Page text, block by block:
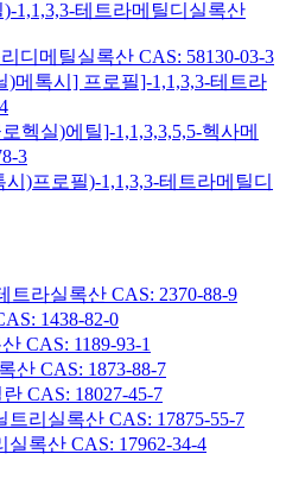
1,1,3,3-테트라메틸디실록산
디메틸실록산 CAS: 58130-03-3
)메톡시] 프로필]-1,1,3,3-테트라
헥실)에틸]-1,1,3,3,5,5-헥사메
3
)프로필)-1,1,3,3-테트라메틸디
트라실록산 CAS: 2370-88-9
1438-82-0
CAS: 1189-93-1
산 CAS: 1873-88-7
CAS: 18027-45-7
트리실록산 CAS: 17875-55-7
록산 CAS: 17962-34-4